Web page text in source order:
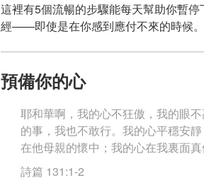
這裡有5個流暢的步驟能每天幫助你暫
經——即使是在你感到應付不來的時候。
預備你的心
耶和華啊，我的心不狂傲，我的眼
的事，我也不敢行。我的心平穩安
在他母親的懷中；我的心在我裏面真
詩篇 131:1-2